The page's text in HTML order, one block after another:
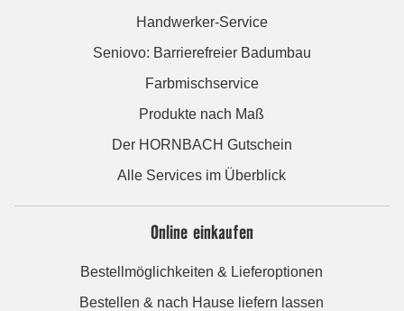
Handwerker-Service
Seniovo: Barrierefreier Badumbau
Farbmischservice
Produkte nach Maß
Der HORNBACH Gutschein
Alle Services im Überblick
Online einkaufen
Bestellmöglichkeiten & Lieferoptionen
Bestellen & nach Hause liefern lassen